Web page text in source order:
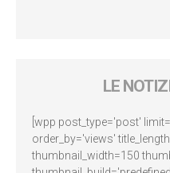
LE
[wpp post_type='post'
order_by='views'
thumbnail_width=150